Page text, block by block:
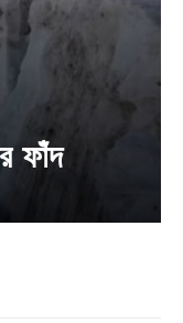
ফাঁদ